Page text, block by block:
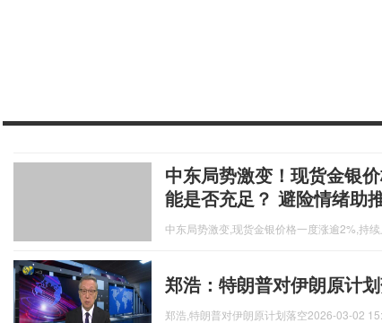
中东局势激变！现货金银
能是否充足？ 避险情绪助
中东局势激变,现货金银价格一度涨逾2%,持
郑浩：特朗普对伊朗原计
郑浩,特朗普对伊朗原计划落空2026-03-02